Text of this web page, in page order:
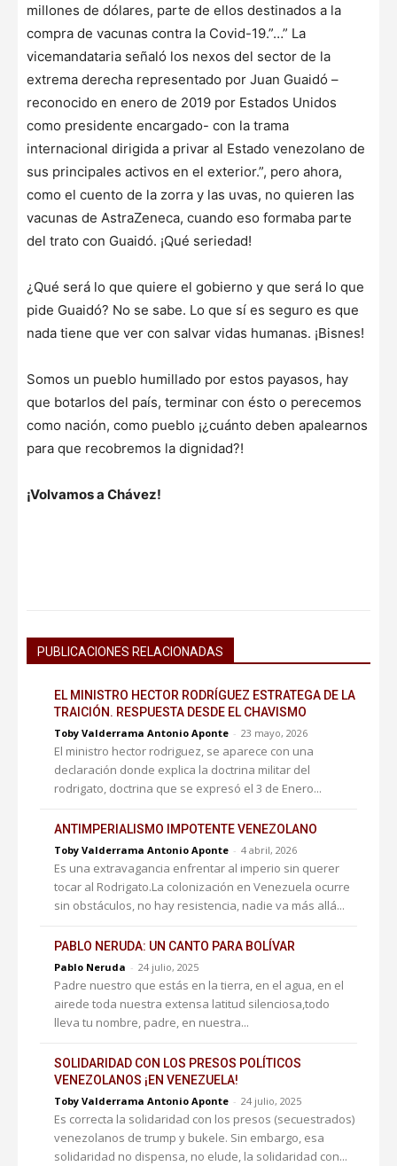
millones de dólares, parte de ellos destinados a la
compra de vacunas contra la Covid-19.”…” La
vicemandataria señaló los nexos del sector de la
extrema derecha representado por Juan Guaidó –
reconocido en enero de 2019 por Estados Unidos
como presidente encargado- con la trama
internacional dirigida a privar al Estado venezolano de
sus principales activos en el exterior.”, pero ahora,
como el cuento de la zorra y las uvas, no quieren las
vacunas de AstraZeneca, cuando eso formaba parte
del trato con Guaidó. ¡Qué seriedad!
¿Qué será lo que quiere el gobierno y que será lo que
pide Guaidó? No se sabe. Lo que sí es seguro es que
nada tiene que ver con salvar vidas humanas. ¡Bisnes!
Somos un pueblo humillado por estos payasos, hay
que botarlos del país, terminar con ésto o perecemos
como nación, como pueblo ¡¿cuánto deben apalearnos
para que recobremos la dignidad?!
¡Volvamos a Chávez!
PUBLICACIONES RELACIONADAS
EL MINISTRO HECTOR RODRÍGUEZ ESTRATEGA DE LA
TRAICIÓN. RESPUESTA DESDE EL CHAVISMO
Toby Valderrama Antonio Aponte - 23 mayo, 2026
El ministro hector rodriguez, se aparece con una
declaración donde explica la doctrina militar del
rodrigato, doctrina que se expresó el 3 de Enero...
ANTIMPERIALISMO IMPOTENTE VENEZOLANO
Toby Valderrama Antonio Aponte - 4 abril, 2026
Es una extravagancia enfrentar al imperio sin querer
tocar al Rodrigato.La colonización en Venezuela ocurre
sin obstáculos, no hay resistencia, nadie va más allá...
PABLO NERUDA: UN CANTO PARA BOLÍVAR
Pablo Neruda - 24 julio, 2025
Padre nuestro que estás en la tierra, en el agua, en el
airede toda nuestra extensa latitud silenciosa,todo
lleva tu nombre, padre, en nuestra...
SOLIDARIDAD CON LOS PRESOS POLÍTICOS
VENEZOLANOS ¡EN VENEZUELA!
Toby Valderrama Antonio Aponte - 24 julio, 2025
Es correcta la solidaridad con los presos (secuestrados)
venezolanos de trump y bukele. Sin embargo, esa
solidaridad no dispensa, no elude, la solidaridad con...